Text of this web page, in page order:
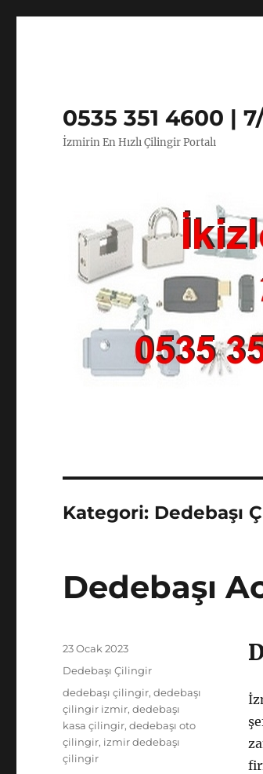
0535 351 4600 |
İzmirin En Hızlı Çilingir Portalı
Kategori: Dedebaşı
Dedebaşı
Yayın
tarihi
23 Ocak 2023
Kategoriler
Dedebaşı Çilingir
Etiketler
dedebaşı çilingir,dedebaşı
çilingir izmir,dedebaşı
kasa çilingir,dedebaşı oto
çilingir, izmir dedebaşı
çilingir